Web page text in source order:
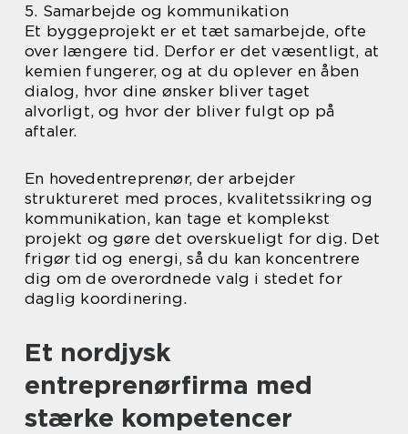
5. Samarbejde og kommunikation
Et byggeprojekt er et tæt samarbejde, ofte
over længere tid. Derfor er det væsentligt, at
kemien fungerer, og at du oplever en åben
dialog, hvor dine ønsker bliver taget
alvorligt, og hvor der bliver fulgt op på
aftaler.
En hovedentreprenør, der arbejder
struktureret med proces, kvalitetssikring og
kommunikation, kan tage et komplekst
projekt og gøre det overskueligt for dig. Det
frigør tid og energi, så du kan koncentrere
dig om de overordnede valg i stedet for
daglig koordinering.
Et nordjysk
entreprenørfirma med
stærke kompetencer